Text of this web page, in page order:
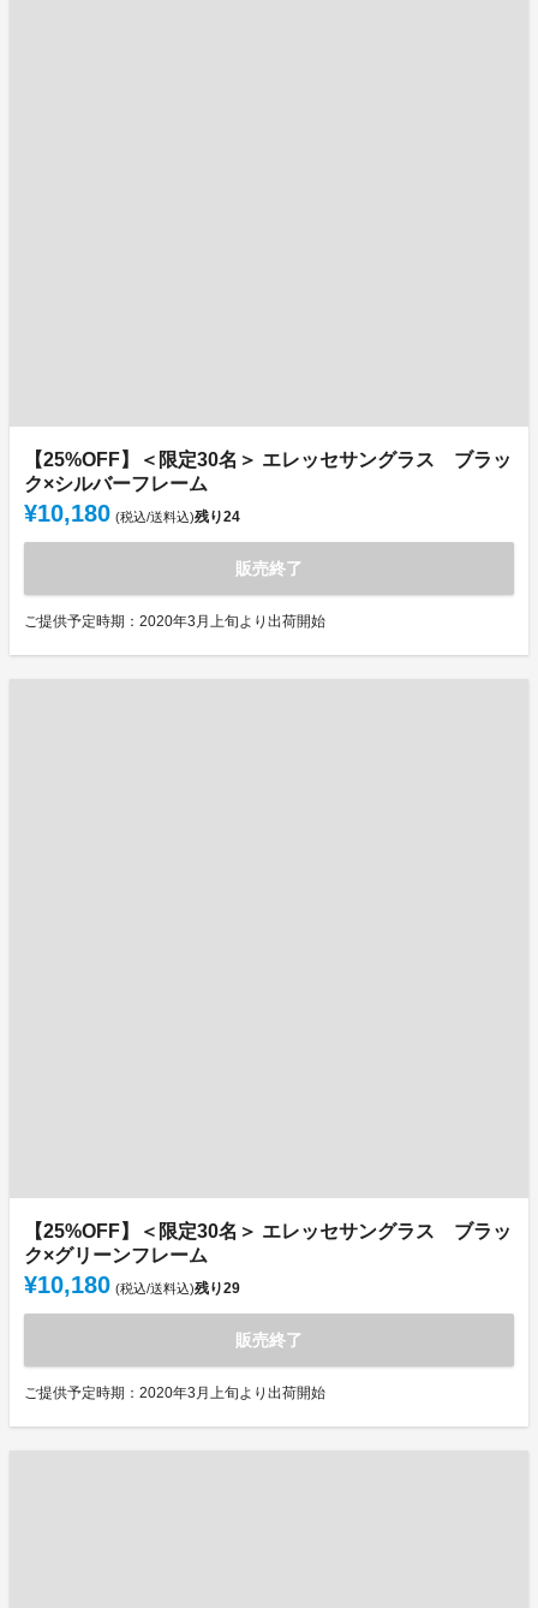
【25%OFF】＜限定30名＞ エレッセサングラス ブラッ
ク×シルバーフレーム
¥10,180 (税込/送料込)残り24
販売終了
ご提供予定時期：2020年3月上旬より出荷開始
【25%OFF】＜限定30名＞ エレッセサングラス ブラッ
ク×グリーンフレーム
¥10,180 (税込/送料込)残り29
販売終了
ご提供予定時期：2020年3月上旬より出荷開始